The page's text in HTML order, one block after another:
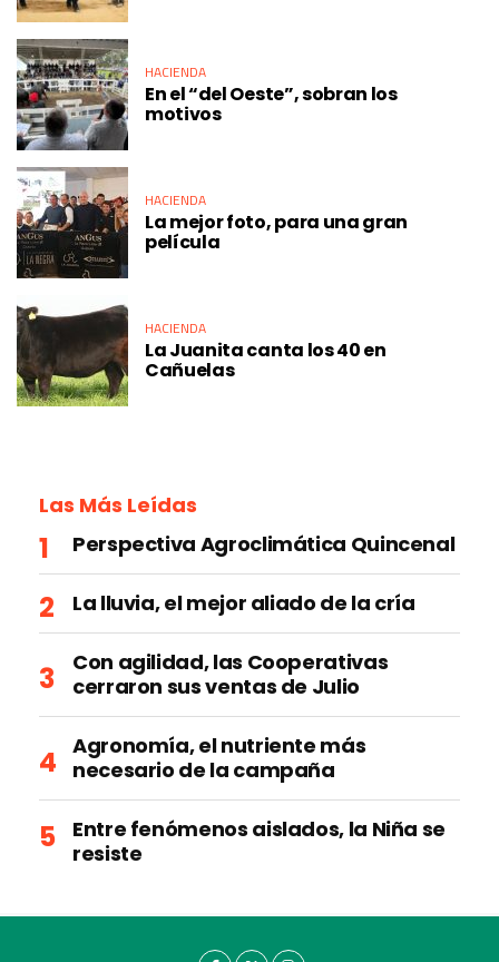
HACIENDA
En el “del Oeste”, sobran los
motivos
HACIENDA
La mejor foto, para una gran
película
HACIENDA
La Juanita canta los 40 en
Cañuelas
Las Más Leídas
Perspectiva Agroclimática Quincenal
La lluvia, el mejor aliado de la cría
Con agilidad, las Cooperativas
cerraron sus ventas de Julio
Agronomía, el nutriente más
necesario de la campaña
Entre fenómenos aislados, la Niña se
resiste